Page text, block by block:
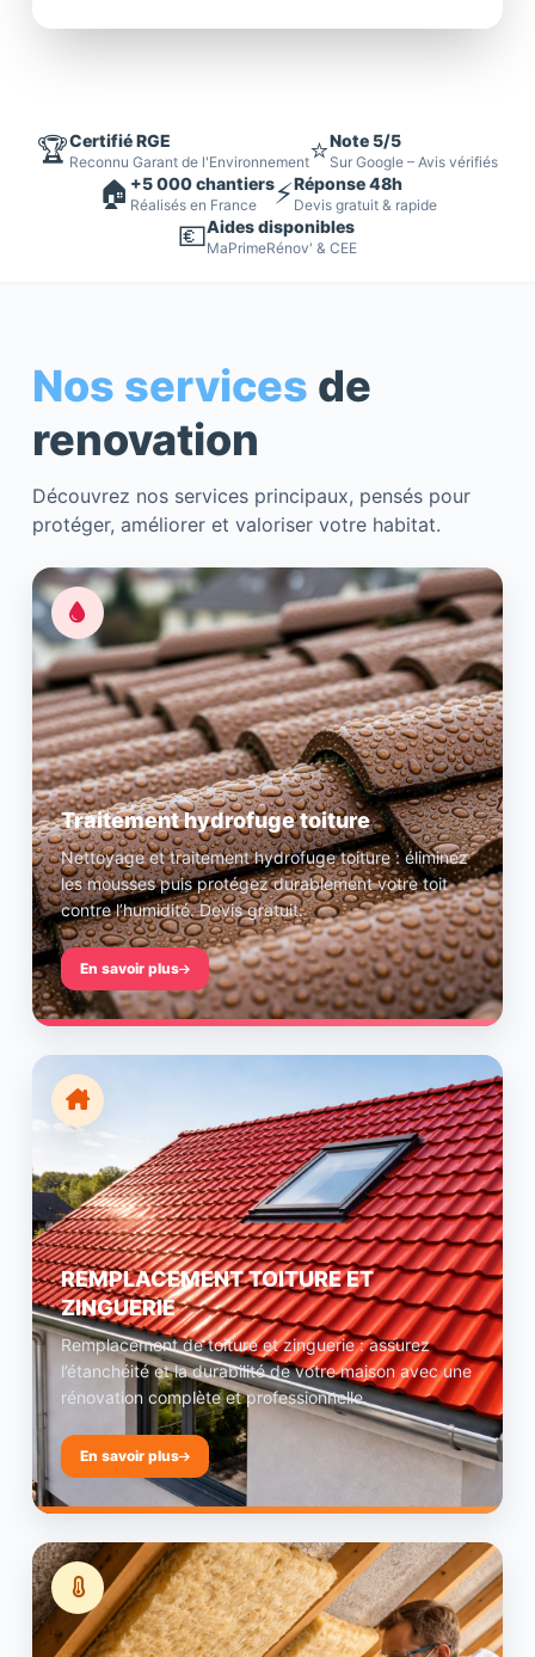
🏆Certifié RGE
Reconnu Garant de l'Environnement⭐Note 5/5
Sur Google – Avis vérifiés
🏠 +5 000 chantiers
Réalisés en France ⚡Réponse 48h
Devis gratuit & rapide
💶Aides disponibles
MaPrimeRénov' & CEE
Nos services de
renovation
Découvrez nos services principaux, pensés pour
protéger, améliorer et valoriser votre habitat.
Traitement hydrofuge toiture
Nettoyage et traitement hydrofuge toiture : éliminez
les mousses puis protégez durablement votre toit
contre l’humidité. Devis gratuit.
En savoir plus
REMPLACEMENT TOITURE ET
ZINGUERIE
Remplacement de toiture et zinguerie : assurez
l’étanchéité et la durabilité de votre maison avec une
rénovation complète et professionnelle.
En savoir plus